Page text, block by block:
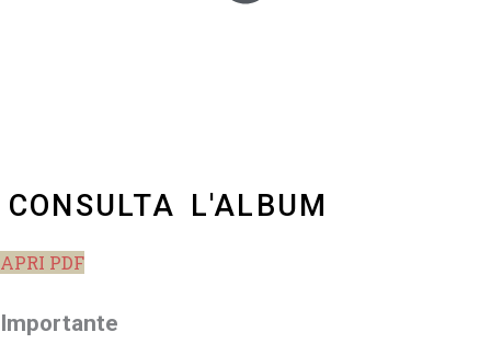
CONSULTA L'ALBUM
APRI PDF
Importante